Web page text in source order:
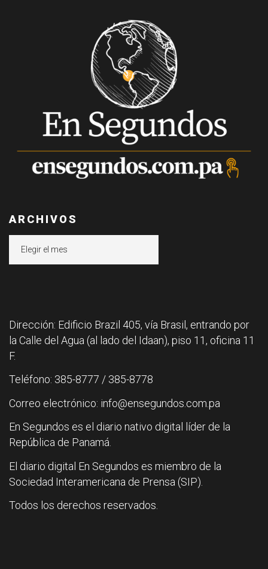
ARCHIVOS
Dirección: Edificio Brazil 405, vía Brasil, entrando por
la Calle del Agua (al lado del Idaan), piso 11, oficina 11
F.
Teléfono: 385-8777 / 385-8778
Correo electrónico: info@ensegundos.com.pa
En Segundos es el diario nativo digital líder de la
República de Panamá.
El diario digital En Segundos es miembro de la
Sociedad Interamericana de Prensa (SIP).
Todos los derechos reservados.